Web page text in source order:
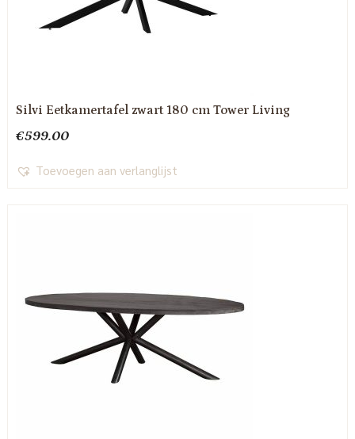
Silvi Eetkamertafel zwart 180 cm Tower Living
€599.00
Toevoegen aan verlanglijst